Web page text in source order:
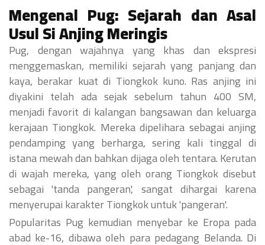
Mengenal Pug: Sejarah dan Asal
Usul Si Anjing Meringis
Pug, dengan wajahnya yang khas dan ekspresi
menggemaskan, memiliki sejarah yang panjang dan
kaya, berakar kuat di Tiongkok kuno. Ras anjing ini
diyakini telah ada sejak sebelum tahun 400 SM,
menjadi favorit di kalangan bangsawan dan keluarga
kerajaan Tiongkok. Mereka dipelihara sebagai anjing
pendamping yang berharga, sering kali tinggal di
istana mewah dan bahkan dijaga oleh tentara. Kerutan
di wajah mereka, yang oleh orang Tiongkok disebut
sebagai 'tanda pangeran', sangat dihargai karena
menyerupai karakter Tiongkok untuk 'pangeran'.
Popularitas Pug kemudian menyebar ke Eropa pada
abad ke-16, dibawa oleh para pedagang Belanda. Di